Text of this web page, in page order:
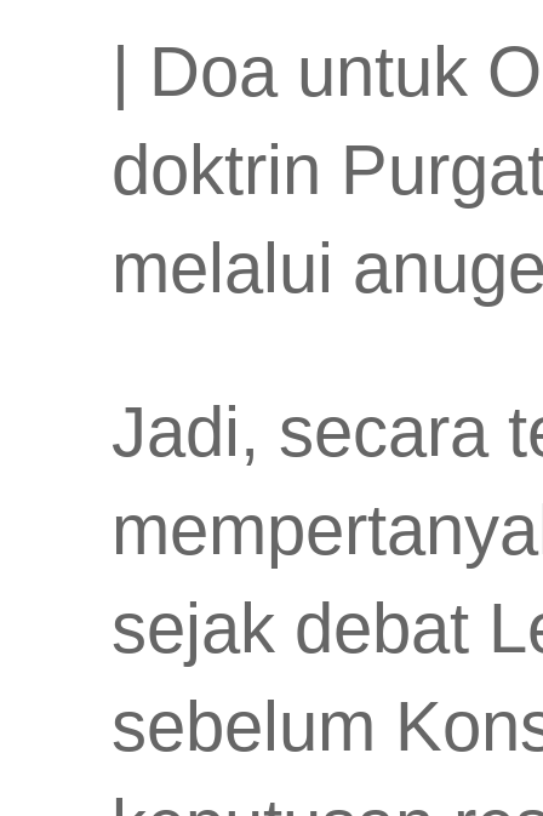
| Doa untuk
doktrin
melalui
Jadi, secara
sejak debat
sebelum